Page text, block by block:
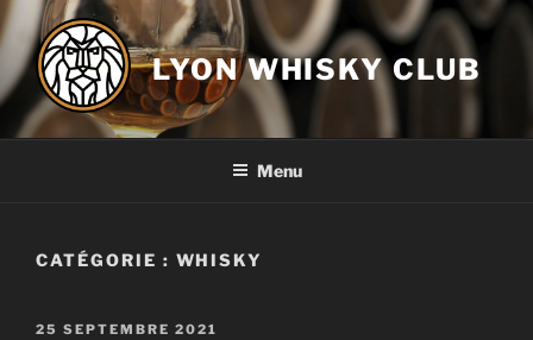
Aller
au
contenu
principal
LYON WHISKY CLUB
Menu
CATÉGORIE : WHISKY
PUBLIÉ
25 SEPTEMBRE 2021